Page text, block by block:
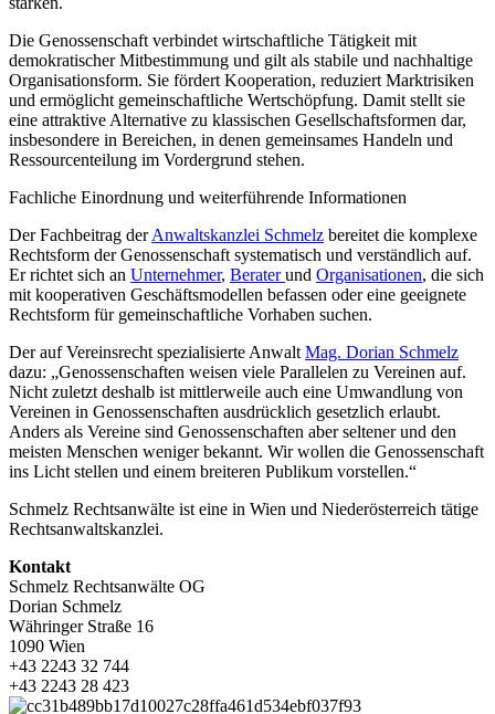
Die Genossenschaft verbindet wirtschaftliche Tätigkeit mit
demokratischer Mitbestimmung und gilt als stabile und nachhaltige
Organisationsform. Sie fördert Kooperation, reduziert Marktrisiken
und ermöglicht gemeinschaftliche Wertschöpfung. Damit stellt sie
eine attraktive Alternative zu klassischen Gesellschaftsformen dar,
insbesondere in Bereichen, in denen gemeinsames Handeln und
Ressourcenteilung im Vordergrund stehen.
Fachliche Einordnung und weiterführende Informationen
Der Fachbeitrag derAnwaltskanzlei Schmelz bereitet die komplexe
Rechtsform der Genossenschaft systematisch und verständlich auf.
Er richtet sich an Unternehmer, Beraterund Organisationen, die sich
mit kooperativen Geschäftsmodellen befassen oder eine geeignete
Rechtsform für gemeinschaftliche Vorhaben suchen.
Der auf Vereinsrecht spezialisierte Anwalt Mag. Dorian Schmelz
dazu: „Genossenschaften weisen viele Parallelen zu Vereinen auf.
Nicht zuletzt deshalb ist mittlerweile auch eine Umwandlung von
Vereinen in Genossenschaften ausdrücklich gesetzlich erlaubt.
Anders als Vereine sind Genossenschaften aber seltener und den
meisten Menschen weniger bekannt. Wir wollen die Genossenschaft
ins Licht stellen und einem breiteren Publikum vorstellen.“
Schmelz Rechtsanwälte ist eine in Wien und Niederösterreich tätige
Rechtsanwaltskanzlei.
Kontakt
Schmelz Rechtsanwälte OG
Dorian Schmelz
Währinger Straße 16
1090 Wien
+43 2243 32 744
+43 2243 28 423